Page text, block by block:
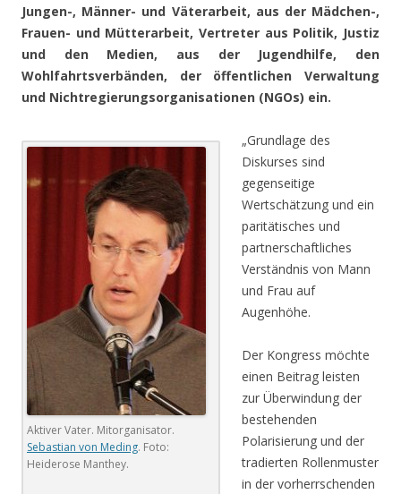
Jungen-, Männer- und Väterarbeit, aus der Mädchen-,
Frauen- und Mütterarbeit, Vertreter aus Politik, Justiz
und den Medien, aus der Jugendhilfe, den
Wohlfahrtsverbänden, der öffentlichen Verwaltung
und Nichtregierungsorganisationen (NGOs) ein.
Aktiver Vater. Mitorganisator.
Sebastian von Meding. Foto:
Heiderose Manthey.
„Grundlage des
Diskurses sind
gegenseitige
Wertschätzung und ein
paritätisches und
partnerschaftliches
Verständnis von Mann
und Frau auf
Augenhöhe.
Der Kongress möchte
einen Beitrag leisten
zur Überwindung der
bestehenden
Polarisierung und der
tradierten Rollenmuster
in der vorherrschenden